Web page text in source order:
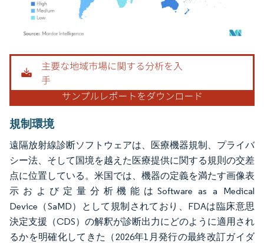
画像 © Mordor Intelligence。再利用にはCC BY 4.0の表示が必要です。
規制環境
遠隔放射線診断ソフトウェアは、医療機器規制、プライバ
シー法、そして国境を越えた医療提供に関する規則の交差
点に位置している。米国では、機器の定義を満たす画像表
示および定量分析機能はSoftware as a Medical
Device（SaMD）として規制されており、FDAは臨床意思
決定支援（CDS）の解釈が診断出力にどのように適用され
るかを明確化してきた（2026年1月発行の最終改訂ガイダ